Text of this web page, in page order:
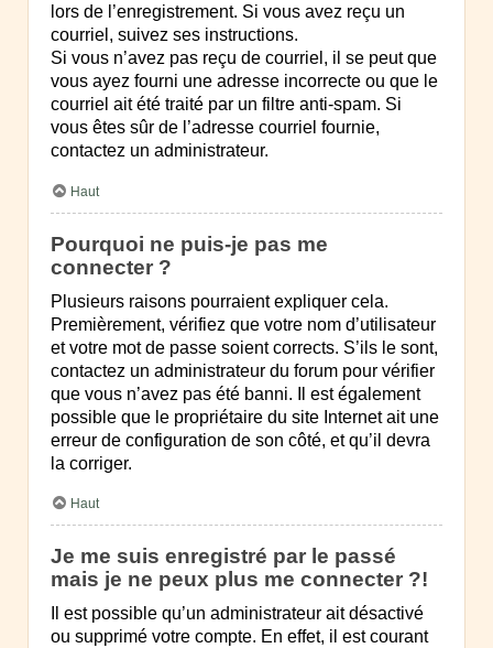
lors de l’enregistrement. Si vous avez reçu un
courriel, suivez ses instructions.
Si vous n’avez pas reçu de courriel, il se peut que
vous ayez fourni une adresse incorrecte ou que le
courriel ait été traité par un filtre anti-spam. Si
vous êtes sûr de l’adresse courriel fournie,
contactez un administrateur.
Haut
Pourquoi ne puis-je pas me
connecter ?
Plusieurs raisons pourraient expliquer cela.
Premièrement, vérifiez que votre nom d’utilisateur
et votre mot de passe soient corrects. S’ils le sont,
contactez un administrateur du forum pour vérifier
que vous n’avez pas été banni. Il est également
possible que le propriétaire du site Internet ait une
erreur de configuration de son côté, et qu’il devra
la corriger.
Haut
Je me suis enregistré par le passé
mais je ne peux plus me connecter ?!
Il est possible qu’un administrateur ait désactivé
ou supprimé votre compte. En effet, il est courant